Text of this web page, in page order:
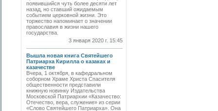
появившийся чуть более десяти лет
назад, но ставший ожидаемым
событием церковной жизни. Это
торжество напоминает о значении
православия в жизни нашего
государства.
3 января 2020 г. 15:45
Вышла новая книга Святейшего
Патриарха Кирилла о казаках и
казачестве
Вчера, 1 октября, в кафедральном
соборном Храме Христа Спасителя
общественности представили
книжную новинку Издательства
Московской Патриархии «Казачество:
Отечество, вера, служение» из серии
«Слово Святейшего Патриарха». Она